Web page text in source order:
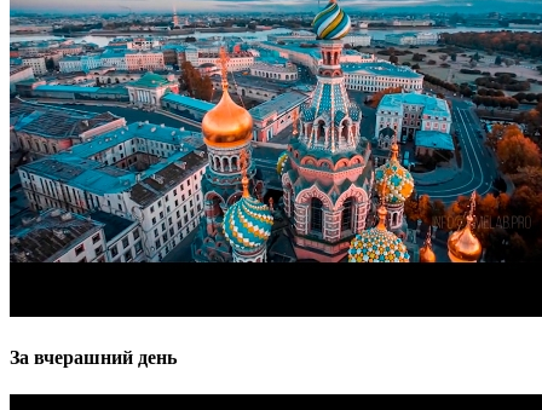
За вчерашний день